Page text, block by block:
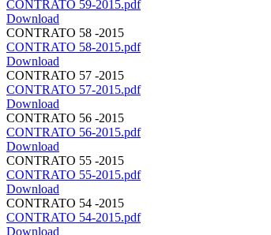
CONTRATO 59-2015.pdf
Download
CONTRATO 58 -2015
CONTRATO 58-2015.pdf
Download
CONTRATO 57 -2015
CONTRATO 57-2015.pdf
Download
CONTRATO 56 -2015
CONTRATO 56-2015.pdf
Download
CONTRATO 55 -2015
CONTRATO 55-2015.pdf
Download
CONTRATO 54 -2015
CONTRATO 54-2015.pdf
Download